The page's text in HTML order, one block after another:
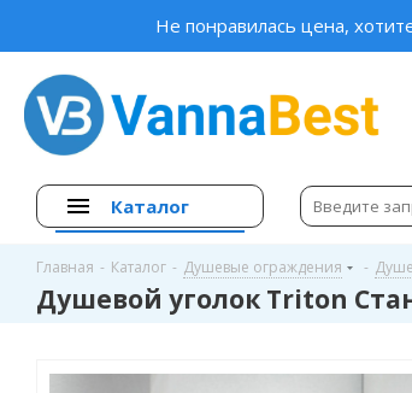
Не понравилась цена,
Каталог
Главная - Каталог - Душевые ограждения -
Душевой уголок Triton